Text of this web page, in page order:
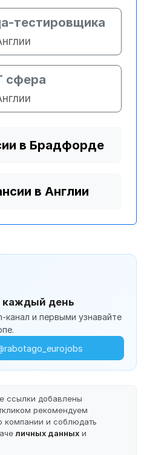
тестировщика
сфера
в Брадфорде
в Англии
каждый день
и первыми узнавайте
ссылки добавлены
рекомендуем
компании и соблюдать
личных данных и